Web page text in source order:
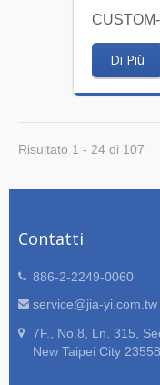
Di Più
Risultato 1 - 24 di 107
Contatti
886-2-2249-0060
service@jia-yi.com.tw
7F., No.8, Ln. 315,
New Taipei City